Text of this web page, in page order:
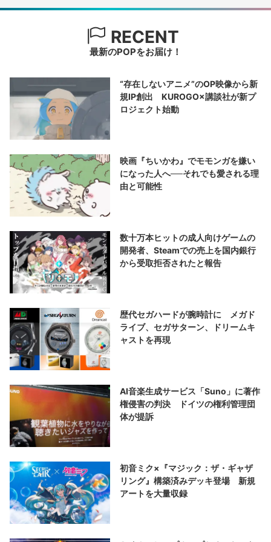
RECENT
最新のPOPをお届け！
“存在しないアニメ”のOP映像から新
規IP創出 KUROGO×講談社が新プ
ロジェクト始動
映画『ちいかわ』でモモンガを嫌い
になった人へ──それでも愛される理
由と可能性
数十万本ヒットの成人向けゲームの
開発者、Steamでの売上を国内銀行
から受取拒否されたと報告
歴代セガハードが腕時計に メガド
ライブ、セガサターン、ドリームキ
ャストを再現
AI音楽生成サービス「Suno」に著作
権侵害の判決 ドイツの権利管理団
体が提訴
初音ミク×『マジック：ザ・ギャザ
リング』構築済みデッキ登場 新規
アートを大量収録